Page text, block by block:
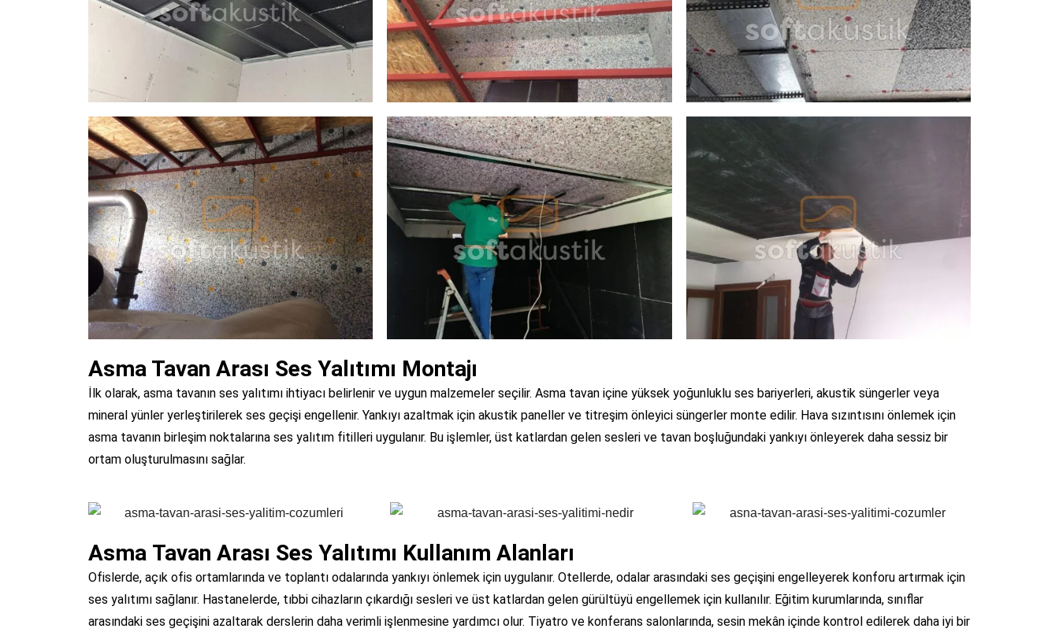
Asma Tavan Arası Ses Yalıtımı Montajı
İlk olarak, asma tavanın ses yalıtımı ihtiyacı belirlenir ve uygun malzemeler seçilir. Asma tavan içine yüksek yoğunluklu ses bariyerleri, akustik süngerler veya
mineral yünler yerleştirilerek ses geçişi engellenir. Yankıyı azaltmak için akustik paneller ve titreşim önleyici süngerler monte edilir. Hava sızıntısını önlemek için
asma tavanın birleşim noktalarına ses yalıtım fitilleri uygulanır. Bu işlemler, üst katlardan gelen sesleri ve tavan boşluğundaki yankıyı önleyerek daha sessiz bir
ortam oluşturulmasını sağlar.
Asma Tavan Arası Ses Yalıtımı Kullanım Alanları
Ofislerde, açık ofis ortamlarında ve toplantı odalarında yankıyı önlemek için uygulanır. Otellerde, odalar arasındaki ses geçişini engelleyerek konforu artırmak için
ses yalıtımı sağlanır. Hastanelerde, tıbbi cihazların çıkardığı sesleri ve üst katlardan gelen gürültüyü engellemek için kullanılır. Eğitim kurumlarında, sınıflar
arasındaki ses geçişini azaltarak derslerin daha verimli işlenmesine yardımcı olur. Tiyatro ve konferans salonlarında, sesin mekân içinde kontrol edilerek daha iyi bir